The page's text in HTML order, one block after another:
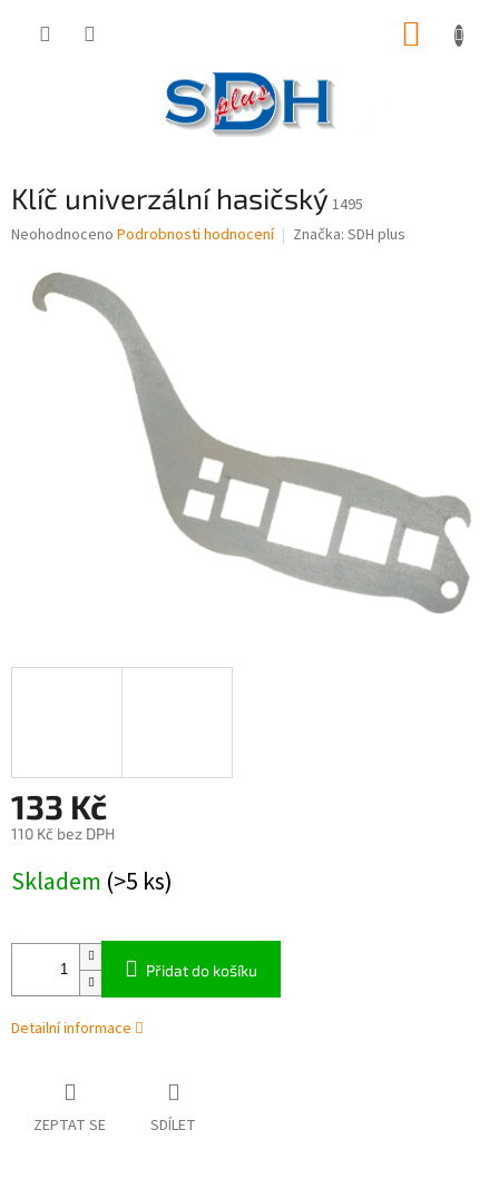
Klíč univerzální hasičský 1495
Průměrné
produktu
Neohodnoceno Podrobnosti hodnocení Značka: SDH plus
133 Kč
110 Kč bez DPH
cena:
Skladem (>5 ks)
Přidat do košíku
Detailní informace
ZEPTAT SE SDÍLET